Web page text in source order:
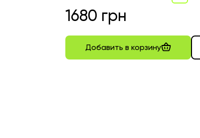
1680 грн
Добавить в корзину